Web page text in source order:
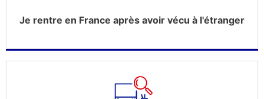
Je rentre en France après avoir vécu à l'étranger